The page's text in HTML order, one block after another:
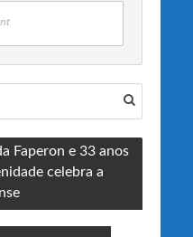
Faperon e 33 anos
celebra a